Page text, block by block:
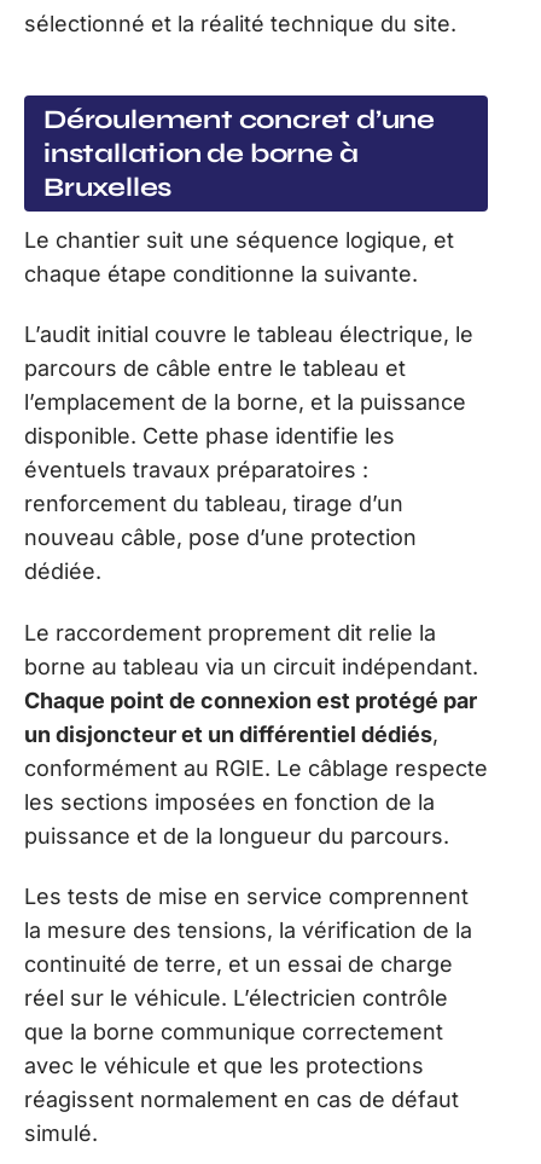
sélectionné et la réalité technique du site.
Déroulement concret d’une
installation de borne à
Bruxelles
Le chantier suit une séquence logique, et
chaque étape conditionne la suivante.
L’audit initial couvre le tableau électrique, le
parcours de câble entre le tableau et
l’emplacement de la borne, et la puissance
disponible. Cette phase identifie les
éventuels travaux préparatoires :
renforcement du tableau, tirage d’un
nouveau câble, pose d’une protection
dédiée.
Le raccordement proprement dit relie la
borne au tableau via un circuit indépendant.
Chaque point de connexion est protégé par
un disjoncteur et un différentiel dédiés,
conformément au RGIE. Le câblage respecte
les sections imposées en fonction de la
puissance et de la longueur du parcours.
Les tests de mise en service comprennent
la mesure des tensions, la vérification de la
continuité de terre, et un essai de charge
réel sur le véhicule. L’électricien contrôle
que la borne communique correctement
avec le véhicule et que les protections
réagissent normalement en cas de défaut
simulé.